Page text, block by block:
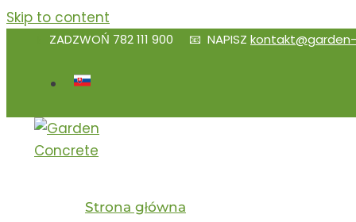
Skip to content
ZADZWOŃ 782 111 900 📧 NAPISZ
Strona główna